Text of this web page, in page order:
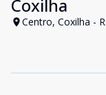
Coxilha
Centro, Coxilha -